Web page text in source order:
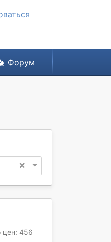
Форум
×
цен: 456